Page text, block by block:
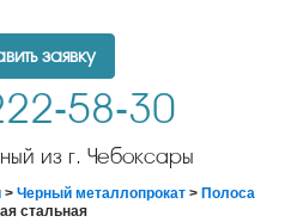
заявку
58-30
из г. Чебоксары
> Черный металлопрокат > Полоса
стальная